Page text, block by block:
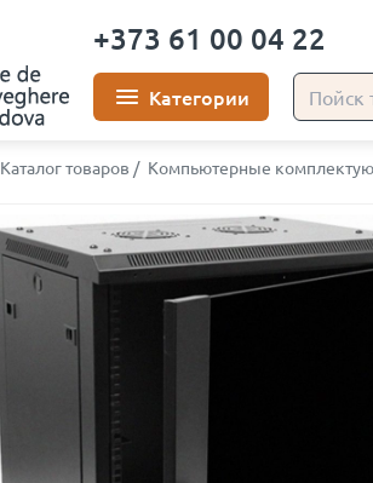
+373 61 00 04 22
Категории
Каталог товаров / Компьютерные